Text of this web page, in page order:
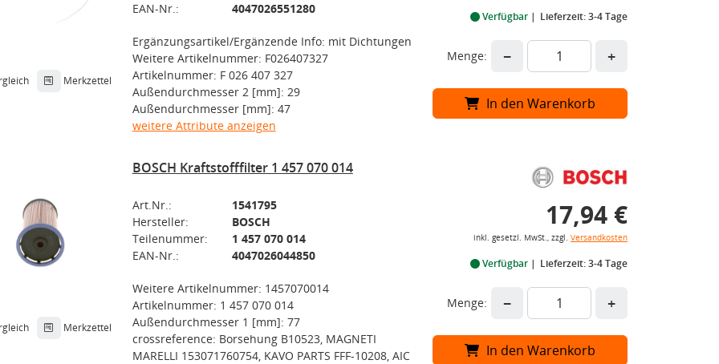
Merkzettel
EAN-Nr.:
4047026551280
Ergänzungsartikel/Ergänzende Info: mit Dichtungen
Weitere Artikelnummer: F026407327
Artikelnummer: F 026 407 327
Außendurchmesser 2 [mm]: 29
Außendurchmesser [mm]: 47
weitere Attribute anzeigen
Verfügbar Lieferzeit: 3-4 Tage
Menge: − +
In den Warenkorb
Merkzettel
BOSCH Kraftstofffilter 1 457 070 014
Art.Nr.:
1541795
Hersteller:
BOSCH
Teilenummer:
1 457 070 014
EAN-Nr.:
4047026044850
Weitere Artikelnummer: 1457070014
Artikelnummer: 1 457 070 014
Außendurchmesser 1 [mm]: 77
crossreference: Borsehung B10523, MAGNETI
MARELLI 153071760754, KAVO PARTS FFF-10208, AIC
17,94 €
inkl. gesetzl. MwSt., zzgl. Versandkosten
Verfügbar Lieferzeit: 3-4 Tage
Menge: − +
In den Warenkorb